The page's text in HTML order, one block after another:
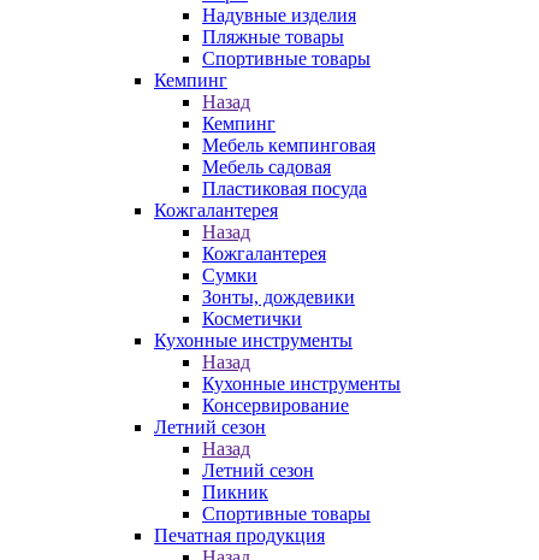
Надувные изделия
Пляжные товары
Спортивные товары
Кемпинг
Назад
Кемпинг
Мебель кемпинговая
Мебель садовая
Пластиковая посуда
Кожгалантерея
Назад
Кожгалантерея
Сумки
Зонты, дождевики
Косметички
Кухонные инструменты
Назад
Кухонные инструменты
Консервирование
Летний сезон
Назад
Летний сезон
Пикник
Спортивные товары
Печатная продукция